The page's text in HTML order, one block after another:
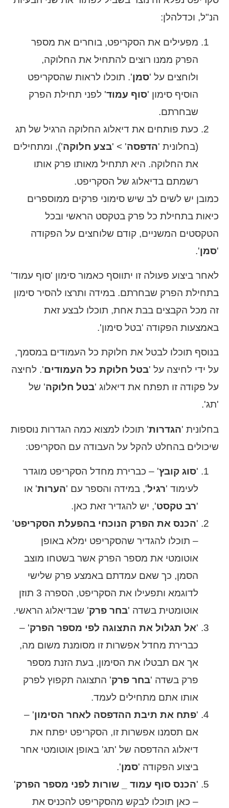
הנ"ל, וכדלהלן:
מפעילים את הסקריפט, בוחרים את מספר
הפרק ממנו רוצים להתחיל את החלוקה,
ולוחצים על 'סמן'. תוכלו לראות שהסקריפט
הוסיף סימון 'סוף עמוד' לפני תחילת הפרק
שבחרתם.
כעת פותחים את דיאלוג החלוקה הרגיל של תג
(בחלונית 'הדפסה' > 'בצע חלוקה'), ומתחילים
את החלוקה. היא תתחיל מאותו פרק אותו
רשמתם בדיאלוג של הסקריפט.
כמובן יש לשים לב שיש סימוני פרקים ממוספרים
כיאות בתחילת כל פרק בטקסט הראשי ובכל
הטקסטים המשניים, קודם שלוחצים על הפקודה
'סמן'.
לאחר ביצוע פעולה זו יתווסף כאמור סימון 'סוף עמוד'
בתחילת הפרק שבחרתם. במידה ותרצו להסיר סימון
זה מכל הקבצים בבת אחת, תוכלו לבצע זאת
באמצעות הפקודה 'בטל סימון'.
בנוסף תוכלו לבטל את חלוקת כל העמודים במסמך,
על ידי לחיצה על 'בטל חלוקת כל העמודים'. לחיצה
על פקודה זו תפתח את דיאלוג 'בטל חלוקה' של
'תג'.
בחלונית 'הגדרות' תוכלו למצוא כמה הגדרות נוספות
שיכולים בהחלט להקל על העבודה עם הסקריפט:
'סוג קובץ' – כברירת מחדל הסקריפט מוגדר
לעימוד 'רגיל', במידה והספר עם 'הערות' או
'רב טקסט', יש להגדיר זאת כאן.
'הכנס את הפרק הנוכחי בהפעלת הסקריפט'
– תוכלו להגדיר שהסקריפט ימלא באופן
אוטומטי את מספר הפרק אשר בשטחו מוצב
הסמן, כך שאם עמדתם באמצע פרק שלישי
לדוגמא ותפעילו את הסקריפט, הספרה 3 תוזן
אוטומטית בשדה 'בחר פרק' שבדיאלוג הראשי.
'אל תגלול את התצוגה לפי מספר הפרק' –
כברירת מחדל אפשרות זו מסומנת משום מה,
אך אם תבטלו את הסימון, בעת הזנת מספר
פרק בשדה 'בחר פרק' התצוגה תקפוץ לפרק
אותו אתם מתחילים לעמד.
'פתח את תיבת ההדפסה לאחר הסימון' –
אם תסמנו אפשרות זו, הסקריפט יפתח את
דיאלוג ההדפסה של 'תג' באופן אוטומטי אחר
ביצוע הפקודה 'סמן'.
'הכנס סוף עמוד _ שורות לפני מספר הפרק'
– כאן תוכלו לבקש מהסקריפט להכניס את